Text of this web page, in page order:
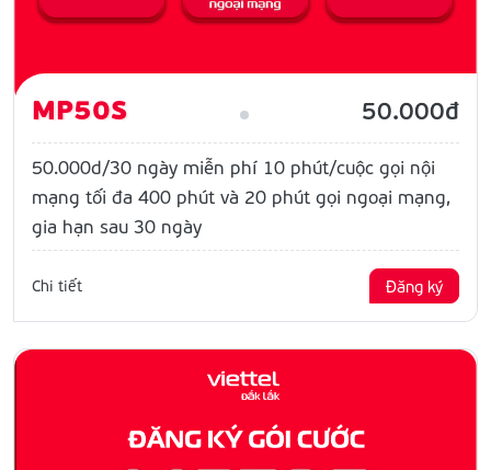
MP50S 50.000đ
50.000d/30 ngày miễn phí 10 phút/cuộc gọi nội
mạng tối đa 400 phút và 20 phút gọi ngoại mạng,
gia hạn sau 30 ngày
Chi tiết Đăng ký